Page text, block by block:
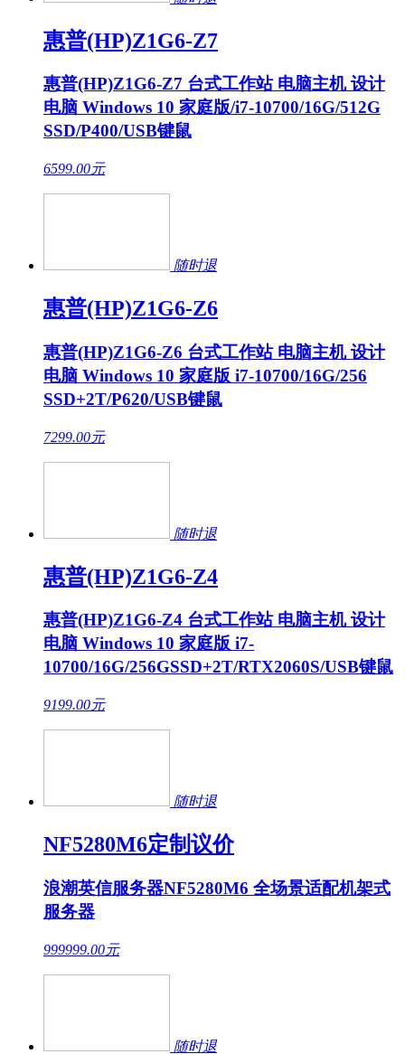
惠普(HP)Z1G6-Z7
惠普(HP)Z1G6-Z7 台式工作站 电脑主机 设计
电脑 Windows 10 家庭版/i7-10700/16G/512G
SSD/P400/USB键鼠
6599.00元
随时退
惠普(HP)Z1G6-Z6
惠普(HP)Z1G6-Z6 台式工作站 电脑主机 设计
电脑 Windows 10 家庭版 i7-10700/16G/256
SSD+2T/P620/USB键鼠
7299.00元
随时退
惠普(HP)Z1G6-Z4
惠普(HP)Z1G6-Z4 台式工作站 电脑主机 设计
电脑 Windows 10 家庭版 i7-
10700/16G/256GSSD+2T/RTX2060S/USB键鼠
9199.00元
随时退
NF5280M6定制议价
浪潮英信服务器NF5280M6 全场景适配机架式
服务器
999999.00元
随时退